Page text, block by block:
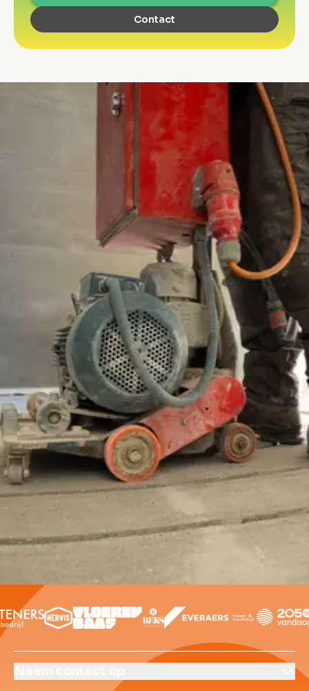
Contact
Offerte aanvragen
Contact opnemen
Klantenverhalen Veelgestelde